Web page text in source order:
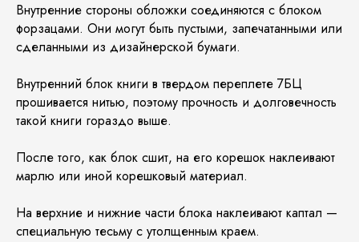
Внутренние стороны обложки соединяются с блоком
форзацами. Они могут быть пустыми, запечатанными или
сделанными из дизайнерской бумаги.
Внутренний блок книги в твердом переплете 7БЦ
прошивается нитью, поэтому прочность и долговечность
такой книги гораздо выше.
После того, как блок сшит, на его корешок наклеивают
марлю или иной корешковый материал.
На верхние и нижние части блока наклеивают каптал —
специальную тесьму с утолщенным краем.